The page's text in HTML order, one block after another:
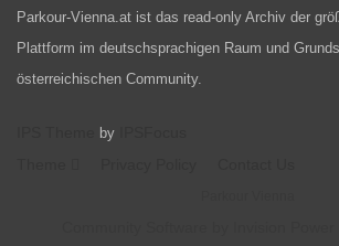
Parkour-Vienna.at ist das read-only Archiv der
Plattform im deutschsprachigen Raum und
österreichischen Community.
by